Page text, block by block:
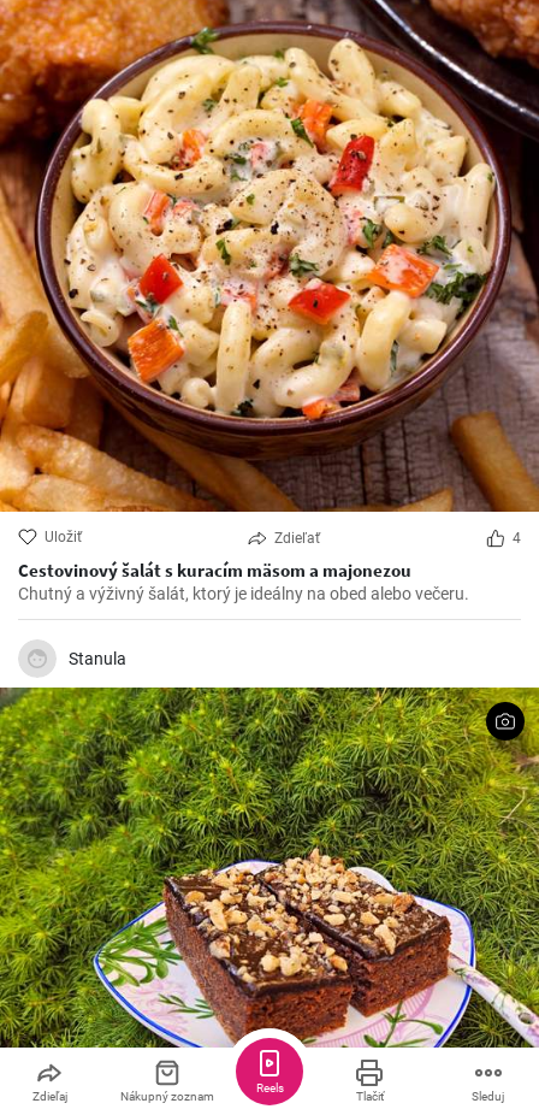
Uložiť Zdieľať 4
Cestovinový šalát s kuracím mäsom a majonezou
Chutný a výživný šalát, ktorý je ideálny na obed alebo večeru.
Stanula
Zdieľaj Nákupný zoznam Tlačiť Sleduj
Reels